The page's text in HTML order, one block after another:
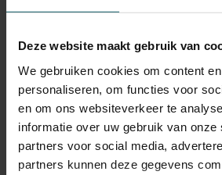
Deze website maakt gebruik van
We gebruiken cookies om content
personaliseren, om functies voor
en om ons websiteverkeer te
informatie over uw gebruik van onze
partners voor social media,
partners kunnen deze gegevens
beleidsverklaring van het instituut
zijn internationale strategie;
zijn uitvoeringsstrategie van
samenwerkingsprojecten;
de impact van Erasmus+ op zijn